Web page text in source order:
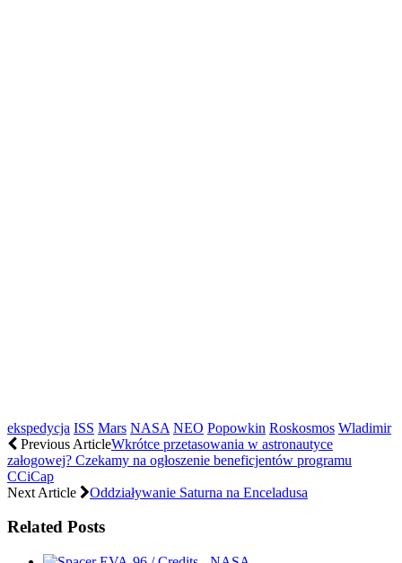
ekspedycja ISS Mars NASA NEO Popowkin Roskosmos Wladimir
Previous ArticleWkrótce przetasowania w astronautyce
załogowej? Czekamy na ogłoszenie beneficjentów programu
CCiCap
Next Article
Oddziaływanie Saturna na Enceladusa
Related Posts